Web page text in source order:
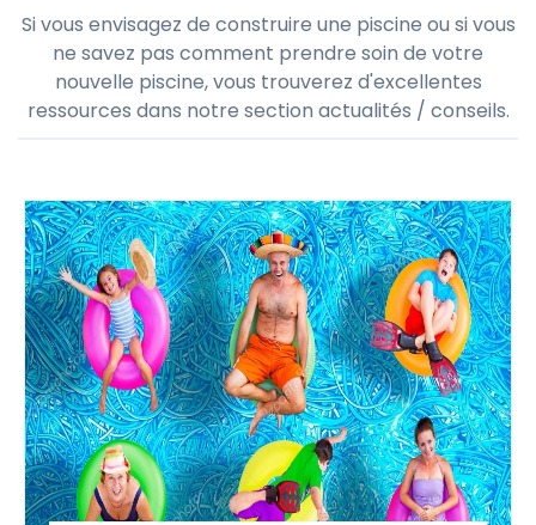
Si vous envisagez de construire une piscine ou si vous
ne savez pas comment prendre soin de votre
nouvelle piscine, vous trouverez d'excellentes
ressources dans notre section actualités / conseils.